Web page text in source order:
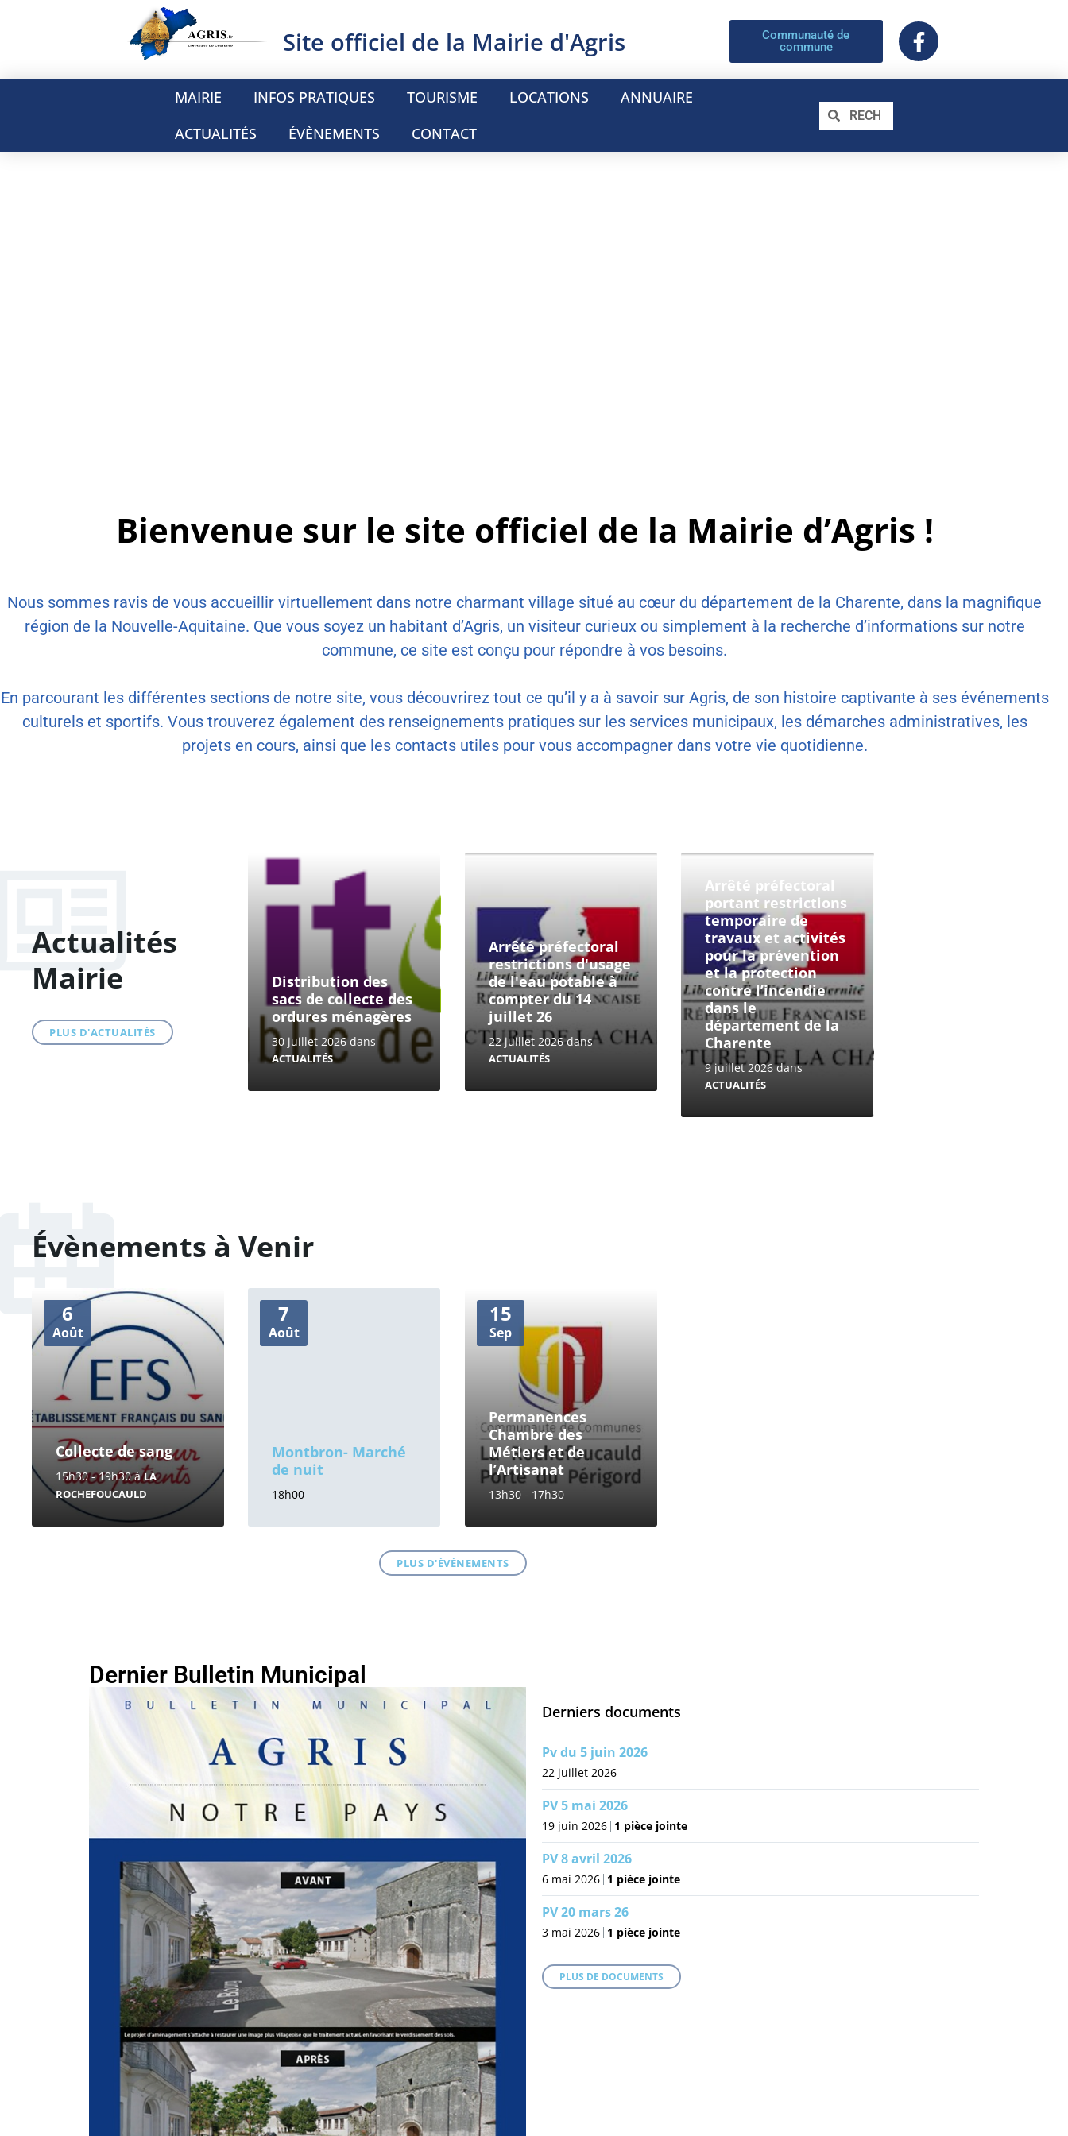
Site officiel de la Mairie d'Agris
Communauté de
commune
MAIRIE INFOS PRATIQUES TOURISME LOCATIONS
ANNUAIRE
ACTUALITÉS
ÉVÈNEMENTS CONTACT
Bienvenue sur le site officiel de la Mairie d’Agris !
Nous sommes ravis de vous accueillir virtuellement dans notre charmant village situé au cœur du département de la Charente, dans la magnifique
région de la Nouvelle-Aquitaine. Que vous soyez un habitant d’Agris, un visiteur curieux ou simplement à la recherche d’informations sur notre
commune, ce site est conçu pour répondre à vos besoins.
En parcourant les différentes sections de notre site, vous découvrirez tout ce qu’il y a à savoir sur Agris, de son histoire captivante à ses événements
culturels et sportifs. Vous trouverez également des renseignements pratiques sur les services municipaux, les démarches administratives, les
projets en cours, ainsi que les contacts utiles pour vous accompagner dans votre vie quotidienne.
Actualités
Mairie
PLUS D'ACTUALITÉS
Distribution des
sacs de collecte des
ordures ménagères
30 juillet 2026 dans
ACTUALITÉS
Arrêté préfectoral
restrictions d'usage
de l'eau potable à
compter du 14
juillet 26
22 juillet 2026 dans
ACTUALITÉS
Arrêté préfectoral
portant restrictions
temporaire de
travaux et activités
pour la prévention
et la protection
contre l’incendie
dans le
département de la
Charente
9 juillet 2026 dans
ACTUALITÉS
Évènements à Venir
6
Août
Collecte de sang
15h30 - 19h30 àLA
ROCHEFOUCAULD
7
Août
Montbron- Marché
de nuit
18h00
15
Sep
Permanences
Chambre des
Métiers et de
l’Artisanat
13h30 - 17h30
PLUS D'ÉVÉNEMENTS
Dernier Bulletin Municipal
Derniers documents
Pv du 5 juin 2026
22 juillet 2026
PV 5 mai 2026
19 juin 2026 1 pièce jointe
PV 8 avril 2026
6 mai 2026 1 pièce jointe
PV 20 mars 26
3 mai 2026 1 pièce jointe
PLUS DE DOCUMENTS